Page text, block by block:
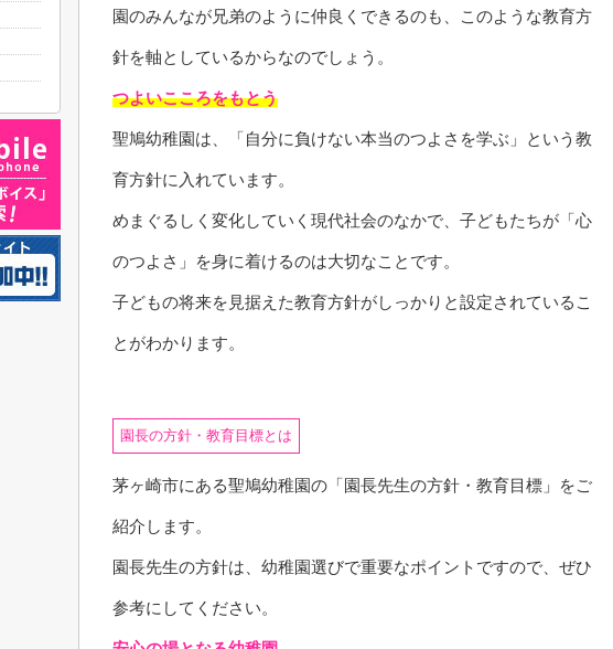
園のみんなが兄弟のように仲良くできるのも、このような教育方
針を軸としているからなのでしょう。
つよいこころをもとう
聖鳩幼稚園は、「自分に負けない本当のつよさを学ぶ」という教
育方針に入れています。
めまぐるしく変化していく現代社会のなかで、子どもたちが「心
のつよさ」を身に着けるのは大切なことです。
子どもの将来を見据えた教育方針がしっかりと設定されているこ
とがわかります。
園長の方針・教育目標とは
茅ヶ崎市にある聖鳩幼稚園の「園長先生の方針・教育目標」をご
紹介します。
園長先生の方針は、幼稚園選びで重要なポイントですので、ぜひ
参考にしてください。